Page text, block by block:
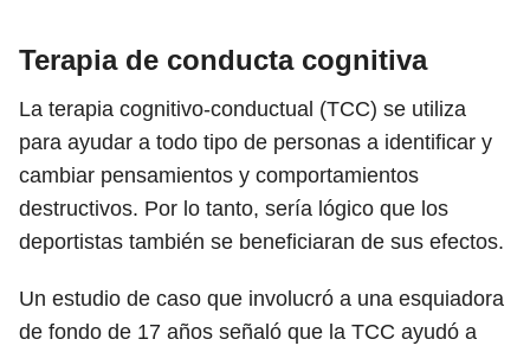
Terapia de conducta cognitiva
La terapia cognitivo-conductual (TCC) se utiliza
para ayudar a todo tipo de personas a identificar y
cambiar pensamientos y comportamientos
destructivos. Por lo tanto, sería lógico que los
deportistas también se beneficiaran de sus efectos.
Un estudio de caso que involucró a una esquiadora
de fondo de 17 años señaló que la TCC ayudó a